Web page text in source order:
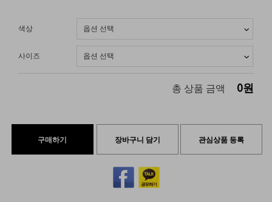
색상
사이즈
총 상품 금액 0원
구매하기 장바구니 담기 관심상품 등록